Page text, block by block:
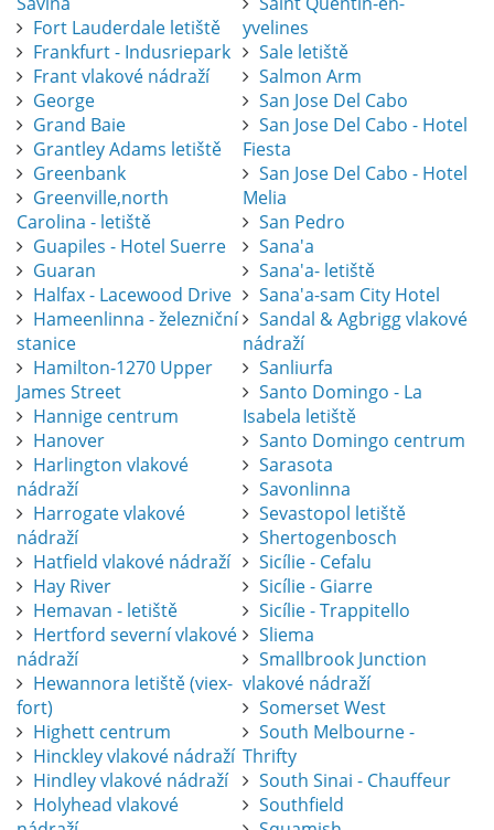
Fort Lauderdale letiště
Frankfurt - Indusriepark
Frant vlakové nádraží
George
Grand Baie
Grantley Adams letiště
Greenbank
Greenville,north
Carolina - letiště
Guapiles - Hotel Suerre
Guaran
Halfax - Lacewood Drive
Hameenlinna - železniční
stanice
Hamilton-1270 Upper
James Street
Hannige centrum
Hanover
Harlington vlakové
nádraží
Harrogate vlakové
nádraží
Hatfield vlakové nádraží
Hay River
Hemavan - letiště
Hertford severní vlakové
nádraží
Hewannora letiště (viex-
fort)
Highett centrum
Hinckley vlakové nádraží
Hindley vlakové nádraží
Holyhead vlakové
yvelines
Sale letiště
Salmon Arm
San Jose Del Cabo
San Jose Del Cabo - Hotel
Fiesta
San Jose Del Cabo - Hotel
Melia
San Pedro
Sana'a
Sana'a- letiště
Sana'a-sam City Hotel
Sandal & Agbrigg vlakové
nádraží
Sanliurfa
Santo Domingo - La
Isabela letiště
Santo Domingo centrum
Sarasota
Savonlinna
Sevastopol letiště
Shertogenbosch
Sicílie - Cefalu
Sicílie - Giarre
Sicílie - Trappitello
Sliema
Smallbrook Junction
vlakové nádraží
Somerset West
South Melbourne -
Thrifty
South Sinai - Chauffeur
Southfield